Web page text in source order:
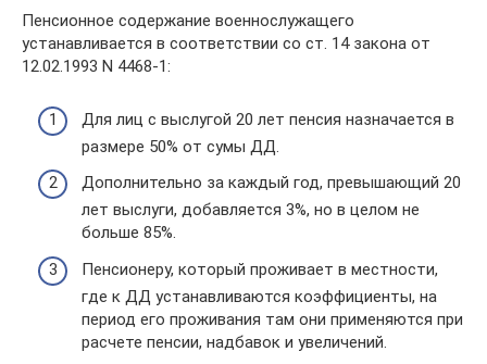
Пенсионное содержание военнослужащего
устанавливается в соответствии со ст. 14 закона от
12.02.1993 N 4468-1:
Для лиц с выслугой 20 лет пенсия назначается в
размере 50% от сумы ДД.
Дополнительно за каждый год, превышающий 20
лет выслуги, добавляется 3%, но в целом не
больше 85%.
Пенсионеру, который проживает в местности,
где к ДД устанавливаются коэффициенты, на
период его проживания там они применяются при
расчете пенсии, надбавок и увеличений.